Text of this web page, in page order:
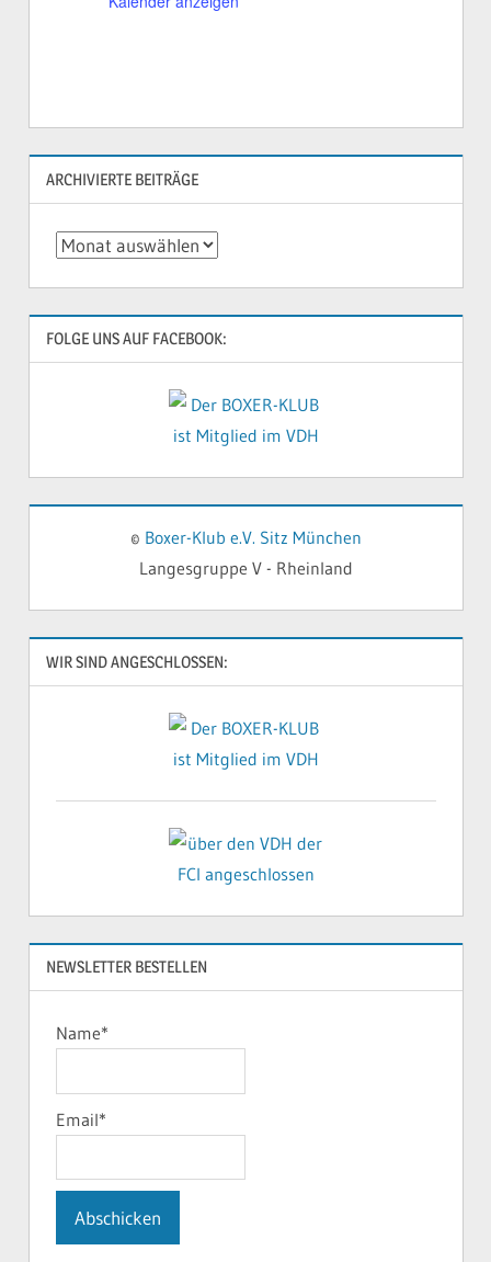
g
ARCHIVIERTE BEITRÄGE
Archivierte
FOLGE UNS AUF FACEBOOK:
© Boxer-Klub e.V. Sitz München
Langesgruppe V - Rheinland
WIR SIND ANGESCHLOSSEN:
NEWSLETTER BESTELLEN
Name*
Email*